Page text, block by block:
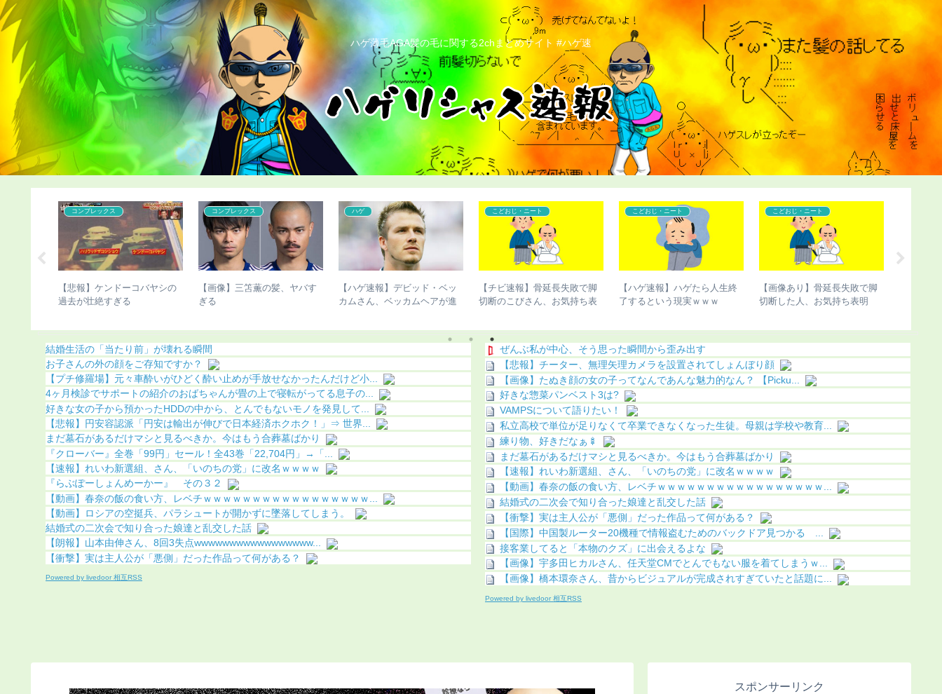
ハゲ薄毛AGA髪の毛に関する2chまとめサイト #ハゲ速
こどおじ・ニート
【チビ速報】骨延長手術のこ
びさん、新たな真実が発覚
こどおじ・ニート
【チビ速報】骨延長したこび
さんのこの写真（画像あり）
コンプレックス
【ハゲ速報】ダウン浜田雅功
さん、ハゲ散らかってしまう
コンプレックス
【ハゲ速報】「ハゲ男性の違
法化」を目指す運動が巻き起
コンプレックス
【ハゲ速報】イケおぢさん、
若い女子をSNSで募集した結
こどおじ・ニート
【悲報】弱者男性がマッチン
グアプリをガチった結果ｗｗ
結婚生活の「当たり前」が壊れる瞬間
お子さんの外の顔をご存知ですか？
【プチ修羅場】元々車酔いがひどく酔い止めが手放せなかったんだけど小...
4ヶ月検診でサポートの紹介のおばちゃんが畳の上で寝転がってる息子の...
好きな女の子から預かったHDDの中から、とんでもないモノを発見して...
【悲報】円安容認派「円安は輸出が伸びで日本経済ホクホク！」⇒ 世界...
まだ墓石があるだけマシと見るべきか。今はもう合葬墓ばかり
『クローバー』全巻「99円」セール！全43巻「22,704円」→「...
【速報】れいわ新選組、さん、「いのちの党」に改名ｗｗｗｗ
『らぶぽーしょんめーかー』 その３２
【動画】春奈の飯の食い方、レベチｗｗｗｗｗｗｗｗｗｗｗｗｗｗｗｗｗ...
【動画】ロシアの空挺兵、パラシュートが開かずに墜落してしまう。
結婚式の二次会で知り合った娘達と乱交した話
【朗報】山本由伸さん、8回3失点wwwwwwwwwwwwwwwww...
【衝撃】実は主人公が「悪側」だった作品って何がある？
Powered by livedoor 相互RSS
ぜんぶ私が中心、そう思った瞬間から歪み出す
【悲報】チーター、無理矢理カメラを設置されてしょんぼり顔
【画像】たぬき顔の女の子ってなんであんな魅力的なん？ 【Picku...
好きな惣菜パンベスト3は?
VAMPSについて語りたい！
私立高校で単位が足りなくて卒業できなくなった生徒。母親は学校や教育...
練り物、好きだなぁ🍢
まだ墓石があるだけマシと見るべきか。今はもう合葬墓ばかり
【速報】れいわ新選組、さん、「いのちの党」に改名ｗｗｗｗ
【動画】春奈の飯の食い方、レベチｗｗｗｗｗｗｗｗｗｗｗｗｗｗｗｗｗ...
結婚式の二次会で知り合った娘達と乱交した話
【衝撃】実は主人公が「悪側」だった作品って何がある？
【国際】中国製ルーター20機種で情報盗むためのバックドア見つかる ...
接客業してると「本物のクズ」に出会えるよな
【画像】宇多田ヒカルさん、任天堂CMでとんでもない服を着てしまうｗ...
【画像】橋本環奈さん、昔からビジュアルが完成されすぎていたと話題に...
Powered by livedoor 相互RSS
スポンサーリンク